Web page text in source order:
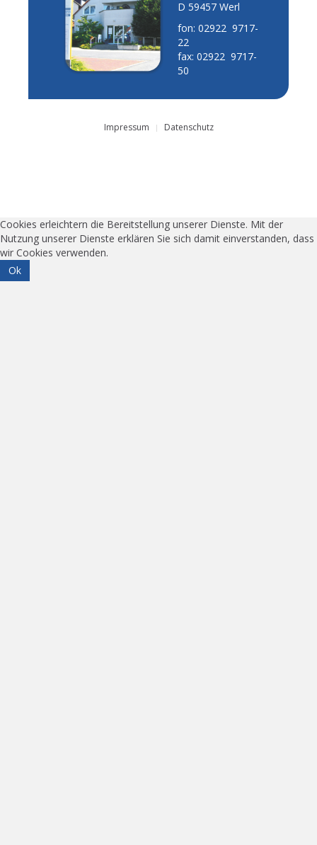
D 59457 Werl
fon: 02922 9717-
22
fax: 02922 9717-
50
Impressum Datenschutz
Cookies erleichtern die Bereitstellung unserer Dienste. Mit der
Nutzung unserer Dienste erklären Sie sich damit einverstanden, dass
wir Cookies verwenden.
Ok